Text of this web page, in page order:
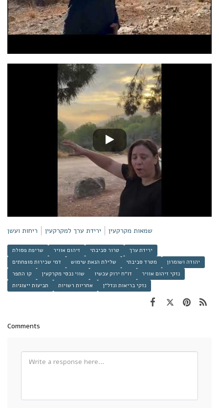
שמאות מקרקעין ירידת ערך למקרקעין ריחות ועשן
שריפת פסולת זיהום אוויר טרור סביבתי
ירידת ערך
דמי שכירות מופחתים
שלילת הנאת שימוש מטרד סביבתי
יהודה ושומרון
קו התפר
שווי נכסי מקרקעין דו״ח ירוק עכשיו
נזקי זיהום אוויר
תביעות ייצוגיות
אחריות רשויות נזקי בריאות ונדל״ן
Comments